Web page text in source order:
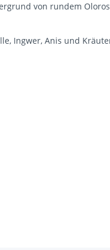
von rundem
Ingwer, Anis und